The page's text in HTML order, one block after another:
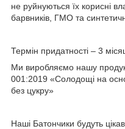
не руйнуються їх корисні
барвників, ГМО та
Термін придатності – 3
Ми виробляємо нашу
001:2019 «Солодощі на
без цукру»
Наші Батончики будуть